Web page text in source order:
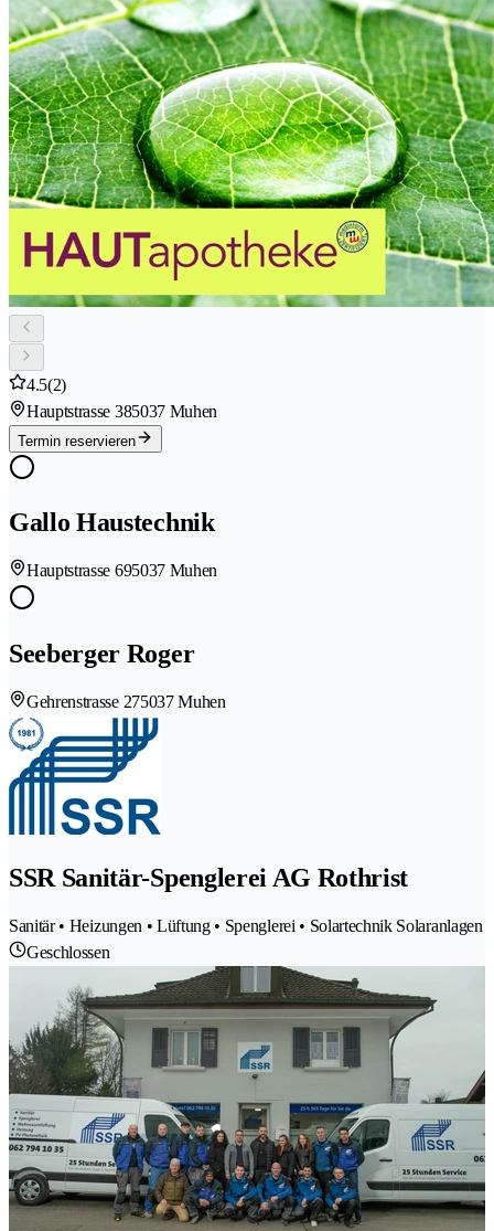
4.5(2)
Hauptstrasse 385037 Muhen
Termin reservieren
Gallo Haustechnik
Hauptstrasse 695037 Muhen
Seeberger Roger
Gehrenstrasse 275037 Muhen
SSR Sanitär-Spenglerei AG Rothrist
Sanitär • Heizungen • Lüftung • Spenglerei • Solartechnik Solaranlagen
Geschlossen